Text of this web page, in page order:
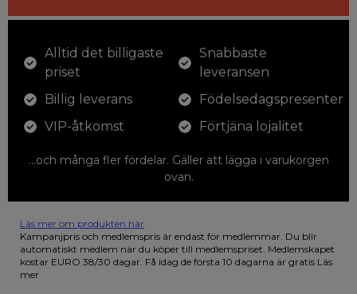
Alltid det billigaste
priset
Billig leverans
VIP-åtkomst
Snabbaste
leveransen
Födelsedagspresenter
Förtjäna lojalitet
...och många fler fördelar. Gäller att lägga i varukorgen
ovan.
Läs mer om produkten här
12 färgpennor som du kan färglägga dina teckningar med. På
illustrationen på den vackra askan finns fjärilar i vilda fluorescerande
färger.
Kampanjpris och medlemspris är endast för medlemmar. Du blir
automatiskt medlem när du köper till medlemspriset. Medlemskapet
kostar EURO 38/30 dagar. Få idag de första 10 dagarna är gratis Läs
mer